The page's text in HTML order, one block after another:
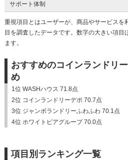
サポート体制
重視項目とはユーザーが、商品やサービスを
目を調査したデータです。数字の大きい項目
ます。
おすすめのコインランドリ
め
1位 WASHハウス 71.8点
2位 コインランドリーデポ 70.7点
3位 ジャンボランドリーふわふわ 70.1点
4位 ホワイトピアグループ 70.0点
項目別ランキング一覧